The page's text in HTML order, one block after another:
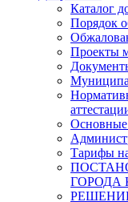
Каталог
Порядок
Проекты
Тарифы
ГОРОДА